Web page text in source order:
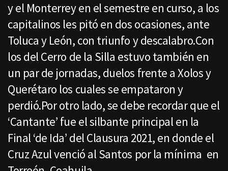
y el Monterrey en el semestre en curso, a los
capitalinos les pitó en dos ocasiones, ante
Toluca y León, con triunfo y descalabro.Con
los del Cerro de la Silla estuvo también en
un par de jornadas, duelos frente a Xolos y
Querétaro los cuales se empataron y
perdió.Por otro lado, se debe recordar que el
‘Cantante’ fue el silbante principal en la
Final ‘de Ida’ del Clausura 2021, en donde el
Cruz Azul venció al Santos por la mínima en